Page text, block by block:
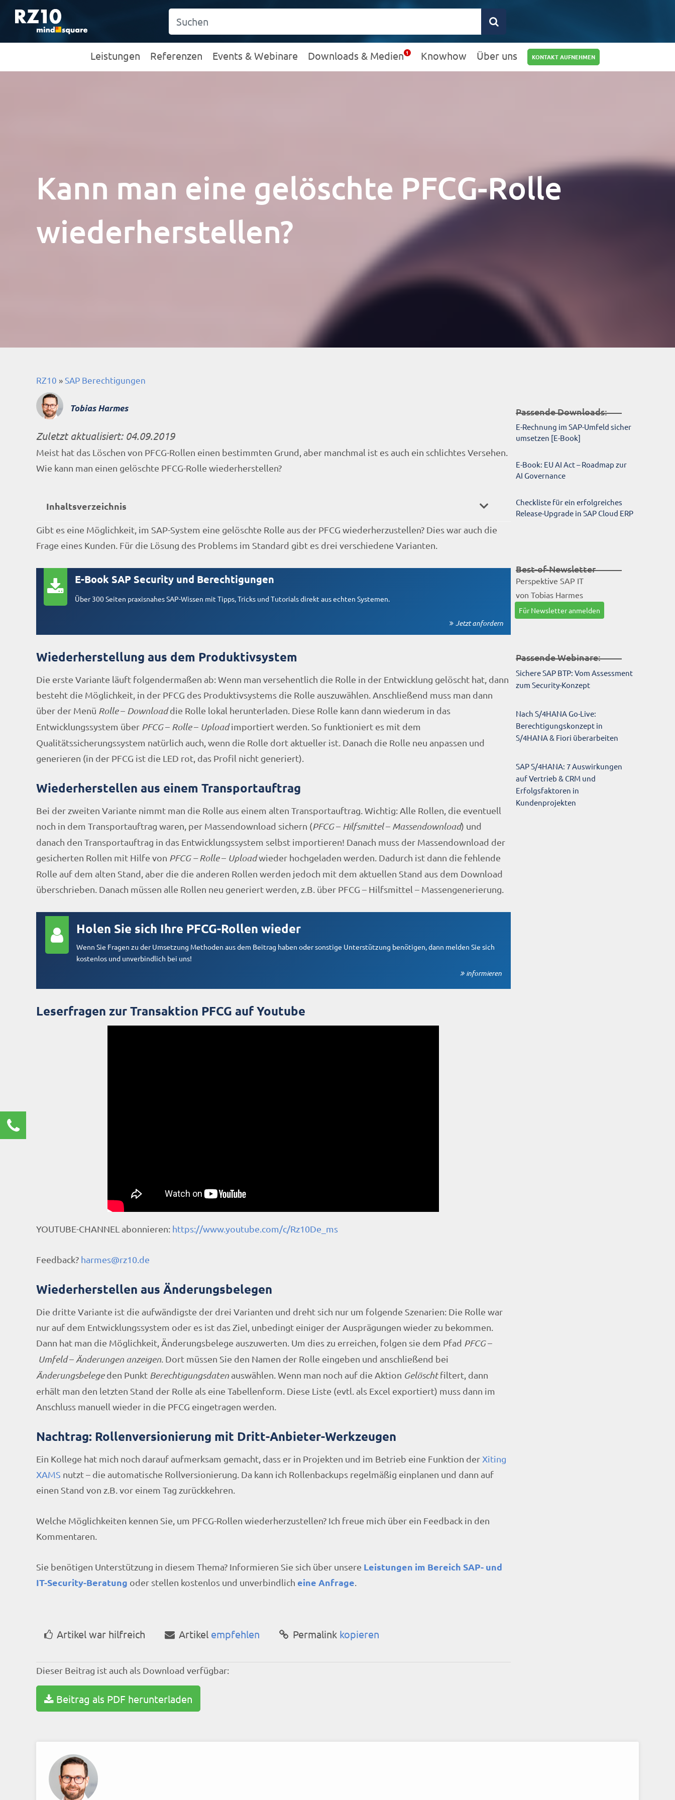
Leistungen Referenzen Events & Webinare Downloads & Medien Knowhow Über uns KONTAKT AUFNEHMEN
Kann man eine gelöschte PFCG-Rolle
wiederherstellen?
RZ10 » SAP Berechtigungen
Tobias Harmes
Zuletzt aktualisiert: 04.09.2019
Meist hat das Löschen von PFCG-Rollen einen bestimmten Grund, aber manchmal ist es auch ein schlichtes Versehen.
Wie kann man einen gelöschte PFCG-Rolle wiederherstellen?
Inhaltsverzeichnis
Gibt es eine Möglichkeit, im SAP-System eine gelöschte Rolle aus der PFCG wiederherzustellen? Dies war auch die
Frage eines Kunden. Für die Lösung des Problems im Standard gibt es drei verschiedene Varianten.
E-Book SAP Security und Berechtigungen
Über 300 Seiten praxisnahes SAP-Wissen mit Tipps, Tricks und Tutorials direkt aus echten Systemen.
Jetzt anfordern
Wiederherstellung aus dem Produktivsystem
Die erste Variante läuft folgendermaßen ab: Wenn man versehentlich die Rolle in der Entwicklung gelöscht hat, dann
besteht die Möglichkeit, in der PFCG des Produktivsystems die Rolle auszuwählen. Anschließend muss man dann
über der Menü Rolle– Downloaddie Rolle lokal herunterladen. Diese Rolle kann dann wiederum in das
Entwicklungssystem über PFCG– Rolle– Uploadimportiert werden. So funktioniert es mit dem
Qualitätssicherungssystem natürlich auch, wenn die Rolle dort aktueller ist. Danach die Rolle neu anpassen und
generieren (in der PFCG ist die LED rot, das Profil nicht generiert).
Wiederherstellen aus einem Transportauftrag
Bei der zweiten Variante nimmt man die Rolle aus einem alten Transportauftrag. Wichtig: Alle Rollen, die eventuell
noch in dem Transportauftrag waren, per Massendownload sichern (PFCG– Hilfsmittel– Massendownload) und
danach den Transportauftrag in das Entwicklungssystem selbst importieren! Danach muss der Massendownload der
gesicherten Rollen mit Hilfe von PFCG – Rolle– Uploadwieder hochgeladen werden. Dadurch ist dann die fehlende
Rolle auf dem alten Stand, aber die die anderen Rollen werden jedoch mit dem aktuellen Stand aus dem Download
überschrieben. Danach müssen alle Rollen neu generiert werden, z.B. über PFCG – Hilfsmittel – Massengenerierung.
Holen Sie sich Ihre PFCG-Rollen wieder
Wenn Sie Fragen zu der Umsetzung Methoden aus dem Beitrag haben oder sonstige Unterstützung benötigen, dann melden Sie sich
kostenlos und unverbindlich bei uns!
informieren
Leserfragen zur Transaktion PFCG auf Youtube
YOUTUBE-CHANNEL abonnieren: https://www.youtube.com/c/Rz10De_ms
Feedback? harmes@rz10.de
Wiederherstellen aus Änderungsbelegen
Die dritte Variante ist die aufwändigste der drei Varianten und dreht sich nur um folgende Szenarien: Die Rolle war
nur auf dem Entwicklungssystem oder es ist das Ziel, unbedingt einiger der Ausprägungen wieder zu bekommen.
Dann hat man die Möglichkeit, Änderungsbelege auszuwerten. Um dies zu erreichen, folgen sie dem Pfad PFCG–
Umfeld– Änderungen anzeigen. Dort müssen Sie den Namen der Rolle eingeben und anschließend bei
Änderungsbelegeden Punkt Berechtigungsdatenauswählen. Wenn man noch auf die Aktion Gelöschtfiltert, dann
erhält man den letzten Stand der Rolle als eine Tabellenform. Diese Liste (evtl. als Excel exportiert) muss dann im
Anschluss manuell wieder in die PFCG eingetragen werden.
Nachtrag: Rollenversionierung mit Dritt-Anbieter-Werkzeugen
Ein Kollege hat mich noch darauf aufmerksam gemacht, dass er in Projekten und im Betrieb eine Funktion der Xiting
XAMS nutzt – die automatische Rollversionierung. Da kann ich Rollenbackups regelmäßig einplanen und dann auf
einen Stand von z.B. vor einem Tag zurückkehren.
Welche Möglichkeiten kennen Sie, um PFCG-Rollen wiederherzustellen? Ich freue mich über ein Feedback in den
Kommentaren.
Sie benötigen Unterstützung in diesem Thema? Informieren Sie sich über unsere Leistungen im Bereich SAP- und
IT-Security-Beratung oder stellen kostenlos und unverbindlich eine Anfrage.
Artikel war hilfreich Artikel empfehlen Permalinkkopieren
Dieser Beitrag ist auch als Download verfügbar:
Beitrag als PDF herunterladen
Passende Downloads:
E-Rechnung im SAP-Umfeld sicher
umsetzen [E-Book]
E-Book: EU AI Act – Roadmap zur
AI Governance
Checkliste für ein erfolgreiches
Release-Upgrade in SAP Cloud ERP
Best-of-Newsletter
Perspektive SAP IT
von Tobias Harmes
Für Newsletter anmelden
Passende Webinare:
Sichere SAP BTP: Vom Assessment
zum Security-Konzept
Nach S/4HANA Go-Live:
Berechtigungskonzept in
S/4HANA & Fiori überarbeiten
SAP S/4HANA: 7 Auswirkungen
auf Vertrieb & CRM und
Erfolgsfaktoren in
Kundenprojekten
Ihre Anfrage